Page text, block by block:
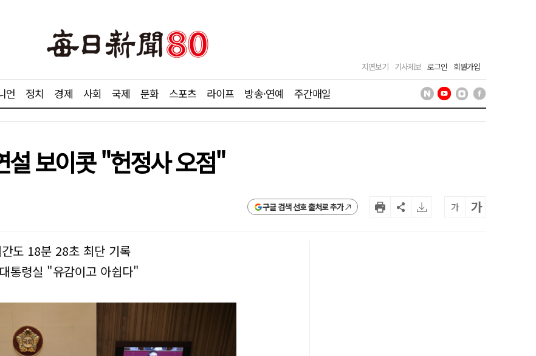
지면보기 기사제보 로그인 회원가입
언 정치 경제 사회 국제 문화 스포츠 라이프 방송·연예 주간매일
설 보이콧 "헌정사 오점"
구글 검색 선호 출처로 추가 가 가
도 18분 28초 최단 기록
통령실 "유감이고 아쉽다"